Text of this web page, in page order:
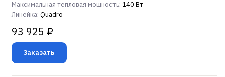
Максимальная тепловая мощность: 140 Вт
Линейка: Quadro
93 925 ₽
Заказать